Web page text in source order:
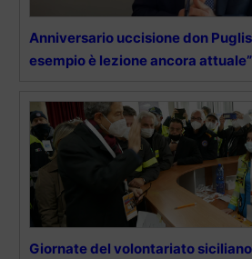
Anniversario uccisione don
esempio è lezione ancora attuale”
Giornate del volontariato